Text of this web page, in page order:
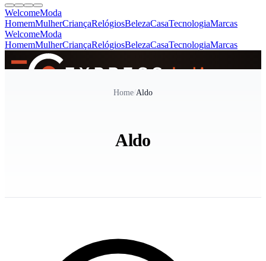
WelcomeModa
HomemMulherCriançaRelógiosBelezaCasaTecnologiaMarcas
WelcomeModa
HomemMulherCriançaRelógiosBelezaCasaTecnologiaMarcas
Home/Aldo
Aldo